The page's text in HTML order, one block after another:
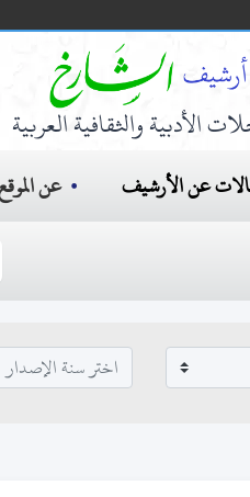
الأدبية والثقافية العربية
عن الأرشيف عن